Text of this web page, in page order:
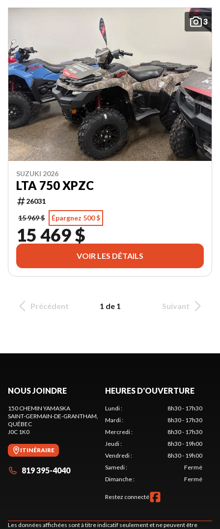
3
SUZUKI 2026
LTA 750 XPZC
26031
15 969 $
Épargnez 500 $
15 469 $
VOIR LES DÉTAILS
Précédent 1 de 1 Suivant
NOUS JOINDRE
150 CHEMIN YAMASKA
SAINT-GERMAIN-DE-GRANTHAM
QUÉBEC
J0C 1K0
ITINÉRAIRE
819 395-4040
HEURES D'OUVERTURE
Lundi:
8h30 - 17h30
Mardi:
8h30 - 17h30
Mercredi:
8h30 - 17h30
Jeudi:
8h30 - 19h00
Vendredi:
8h30 - 19h00
Samedi:
Fermé
Dimanche: Fermé
Restez connecté
Les données affichées sont à titre indicatif seulement et ne peuvent être